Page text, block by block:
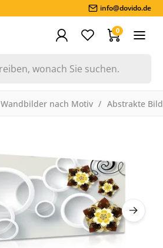
info@dovido.de
0
Wandbilder nach Motiv Abstrakte